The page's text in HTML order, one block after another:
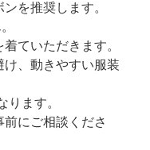
を推奨します。
ていただきます。
、動きやすい服装
ます。
にご相談くださ